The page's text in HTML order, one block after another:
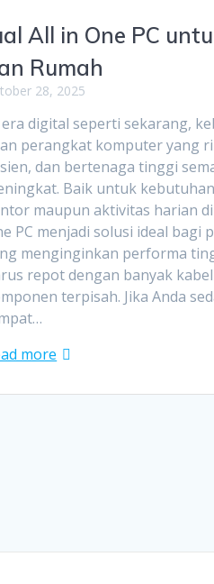
All in One PC
Rumah
28, 2025
era digital seperti sekarang,
perangkat komputer yang
dan bertenaga tinggi
Baik untuk
maupun aktivitas harian
PC menjadi solusi ideal bagi
menginginkan performa
repot dengan banyak
terpisah. Jika Anda
more